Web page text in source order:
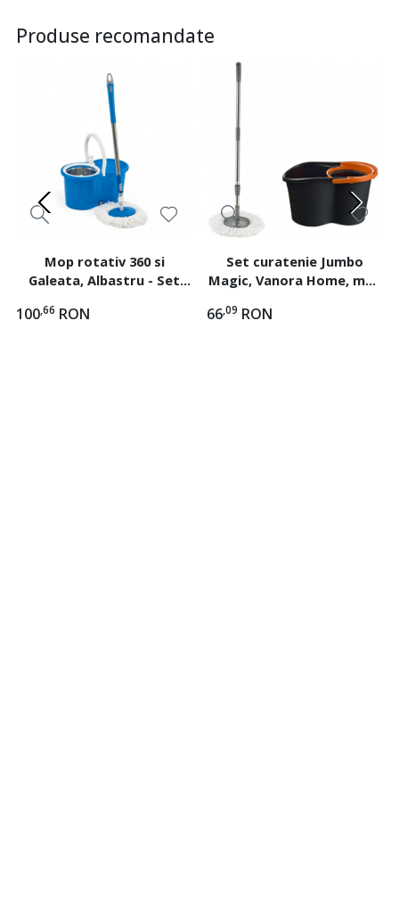
Produse recomandate
Mop rotativ 360 si
Galeata, Albastru - Set
Easy Clean
100,66 RON
Set curatenie Jumbo
Magic, Vanora Home, mop
66,09 RON